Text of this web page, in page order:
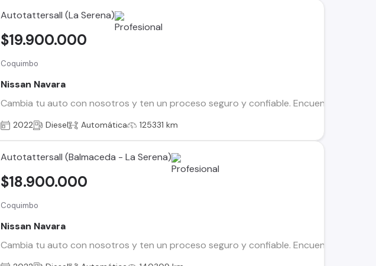
Autotattersall (La Serena)
Coquimbo
Nissan Navara
Cambia tu auto con nosotros y ten un proceso seguro y confiable. Encuentra el ideal
$19.900.000
2022 Diesel Automática 125331 km
Autotattersall (Balmaceda - La Serena)
Coquimbo
Nissan Navara
Cambia tu auto con nosotros y ten un proceso seguro y confiable. Encuentra el ideal
$18.900.000